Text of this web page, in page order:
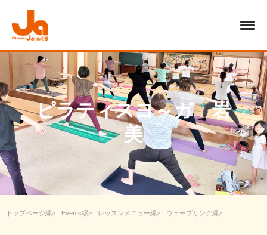
ピラティスヨ～ガ 岩
美
トップページ Events レッスンメニュー
ウェーブリング